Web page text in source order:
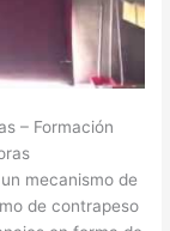
– Formación
mecanismo de
de contrapeso